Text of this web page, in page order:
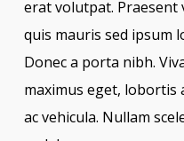
erat volutpat. Praesent
quis mauris sed ipsum
Donec a porta nibh.
maximus eget, lobortis
ac vehicula. Nullam